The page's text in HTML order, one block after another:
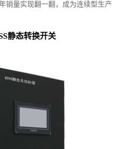
销量实现翻一翻，成为连续型生产
静态转换开关